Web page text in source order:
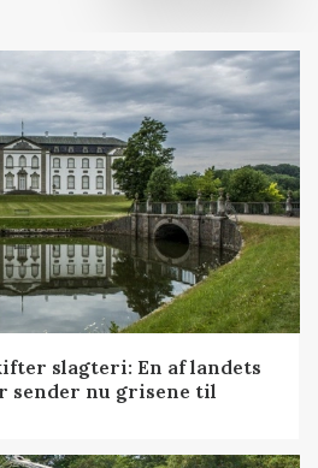
slagteri: En af landets
sender nu grisene til